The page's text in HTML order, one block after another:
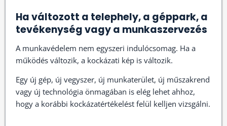
Ha változott a telephely, a géppark, a
tevékenység vagy a munkaszervezés
A munkavédelem nem egyszeri indulócsomag. Ha a
működés változik, a kockázati kép is változik.
Egy új gép, új vegyszer, új munkaterület, új műszakrend
vagy új technológia önmagában is elég lehet ahhoz,
hogy a korábbi kockázatértékelést felül kelljen vizsgálni.